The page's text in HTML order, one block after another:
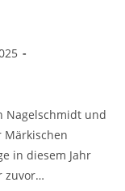
Nagelschmidt und
Märkischen
in diesem Jahr
zuvor…